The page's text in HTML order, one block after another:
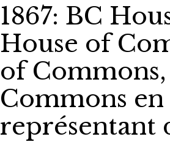
1867: BC
House of
of
Commons
représentant